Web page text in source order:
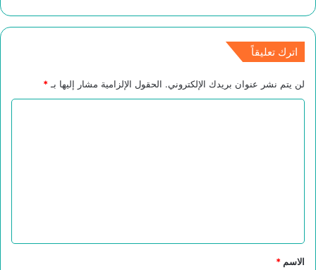
اترك تعليقاً
لن يتم نشر عنوان بريدك الإلكتروني. الحقول الإلزامية مشار إليها بـ*
*
الاسم *